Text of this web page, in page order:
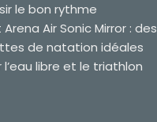
le bon rythme
Arena Air Sonic Mirror : des
de natation idéales
l’eau libre et le triathlon